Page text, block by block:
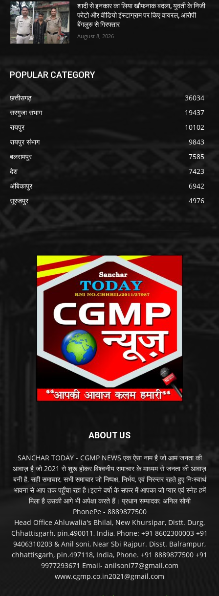
शादी से इनकार का लिया खौफनाक बदला, युवती के निजी
फोटो और वीडियो इंस्टाग्राम पर किए वायरल, आरोपी
बेंगलुरु से गिरफ्तार
August 8, 2026
POPULAR CATEGORY
छत्तीसगढ़
36034
सरगुजा संभाग
19437
रायपुर
10102
रायपुर संभाग
9843
बलरामपुर
7585
देश
7423
अंबिकापुर
6942
सूरजपुर
4976
ABOUT US
SANCHAR TODAY - CGMP NEWS एक ऐसा नाम है जो आम जनता की
आवाज़ है जो 2021 से शुरू होकर विश्वनीय समाचार के माध्यम से जनता की आवाज़
बनी है, सही समाचार, सभी समाचार जो निष्पक्ष, निर्भय, एवं निरन्तर रहते हुए निःस्वार्थ
भावना से आप तक पहुँचा रहा है।इतने वर्षो के सफर में आपका जो प्यार एवं स्नेह हमें
मिला है उसकी आगे भी अपेक्षा करते हैं। प्रधान सम्पादक: अनिल सोनी
PhonePe - 8889877500
Head Office Ahluwalia's Bhilai, New Khursipar, Distt. Durg,
Chhattisgarh, pin.490011, India, Phone: +91 8602300003 +91
9406310203 & Anil soni, Near Sbi Rajpur. Disst. Balrampur,
chhattisgarh, pin.497118, India, Phone. +91 8889877500 +91
9977293671 Email- anilsoni77@gmail.com
www.cgmp.co.in2021@gmail.com